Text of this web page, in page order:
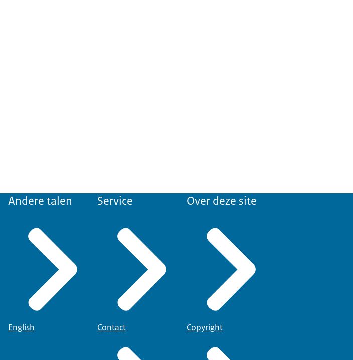
Andere talen
English
Service
Contact
Over deze site
Copyright